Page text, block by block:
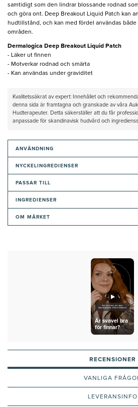
samtidigt som den lindrar blossande rodnad
och göra ont. Deep Breakout Liquid Patch kan
hudtillstånd, och kan med fördel användas
områden.
Dermalogica Deep Breakout Liquid Patch
- Läker ut finnen
- Motverkar rodnad och smärta
- Kan användas under graviditet
Kvalitetssäkrat av expert: Innehållet och
denna sida är framtagna och granskade av våra
Hudterapeuter. Detta säkerställer att du får
anpassade för skandinavisk hudvård och
ANVÄNDNING
NYCKELINGREDIENSER
PASSAR TILL
INGREDIENSER
OM MÄRKET
Är svavel bra
för finnar?
RECENSIONER
VANLIGA
LEVERANSINFO